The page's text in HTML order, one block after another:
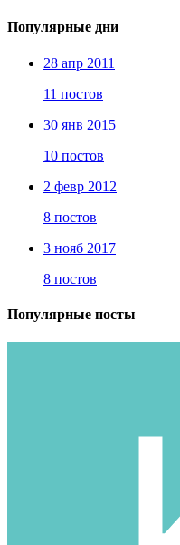
Популярные дни
28 апр 2011
11 постов
30 янв 2015
10 постов
2 февр 2012
8 постов
3 нояб 2017
8 постов
Популярные посты